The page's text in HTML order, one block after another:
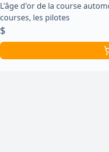
L'âge d'or de la course
courses, les pilotes
$